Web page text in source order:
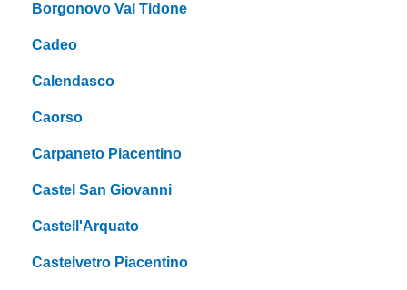
Borgonovo Val Tidone
Cadeo
Calendasco
Caorso
Carpaneto Piacentino
Castel San Giovanni
Castell'Arquato
Castelvetro Piacentino